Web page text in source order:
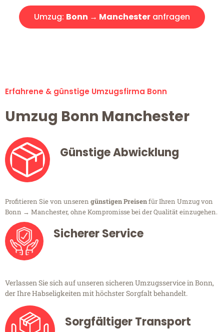
Umzug: Bonn → Manchester anfragen
Erfahrene & günstige Umzugsfirma Bonn
Umzug Bonn Manchester
Günstige Abwicklung
Profitieren Sie von unseren günstigen Preisenfür Ihren Umzug von
Bonn → Manchester, ohne Kompromisse bei der Qualität einzugehen.
Sicherer Service
Verlassen Sie sich auf unseren sicheren Umzugsservice in Bonn,
der Ihre Habseligkeiten mit höchster Sorgfalt behandelt.
Sorgfältiger Transport